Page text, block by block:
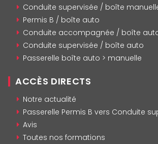
Conduite supervisée / boîte
Permis B / boîte auto
Conduite accompagnée / boîte
Conduite supervisée / boîte auto
Passerelle boîte auto > manuelle
ACCÈS DIRECTS
Notre actualité
Passerelle Permis B vers Conduite
Avis
Toutes nos formations